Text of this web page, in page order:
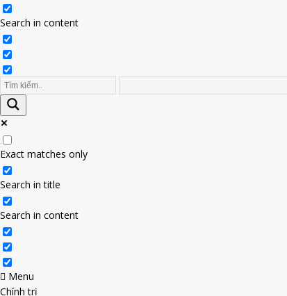
Search in content
Exact matches only
Search in title
Search in content
Menu
Chính trị